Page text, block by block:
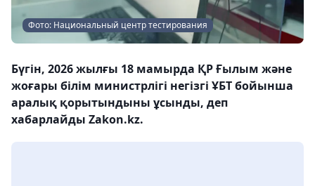
Фото: Национальный центр тестирования
Бүгін, 2026 жылғы 18 мамырда ҚР Ғылым және
жоғары білім министрлігі негізгі ҰБТ бойынша
аралық қорытындыны ұсынды, деп
хабарлайды Zakon.kz.